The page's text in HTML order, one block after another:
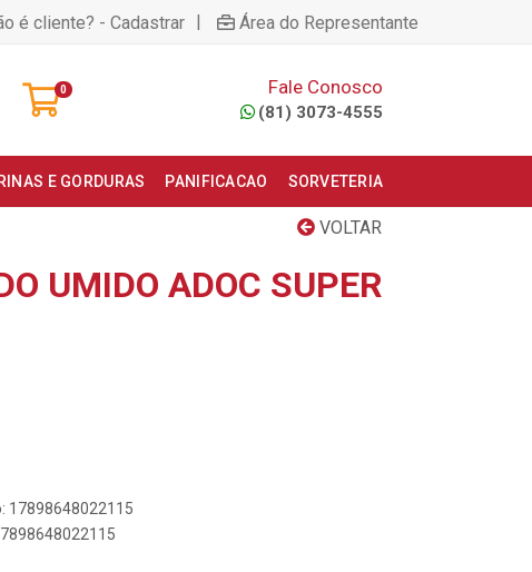
é cliente? - Cadastrar | Área do Representante
0 Fale Conosco
(81) 3073-4555
E GORDURAS PANIFICACAO SORVETERIA
VOLTAR
UMIDO ADOC SUPER
17898648022115